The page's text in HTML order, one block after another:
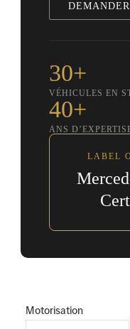
30+
VÉHICULES EN
40+
ANS
LABEL
Motorisation